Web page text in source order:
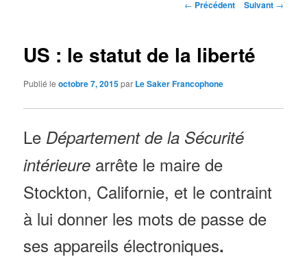
Navigation
← Précédent Suivant →
US : le statut de la liberté
Publié leoctobre 7, 2015par Le Saker Francophone
Le Département de la Sécurité
intérieure arrête le maire de
Stockton, Californie, et le contraint
à lui donner les mots de passe de
ses appareils électroniques.